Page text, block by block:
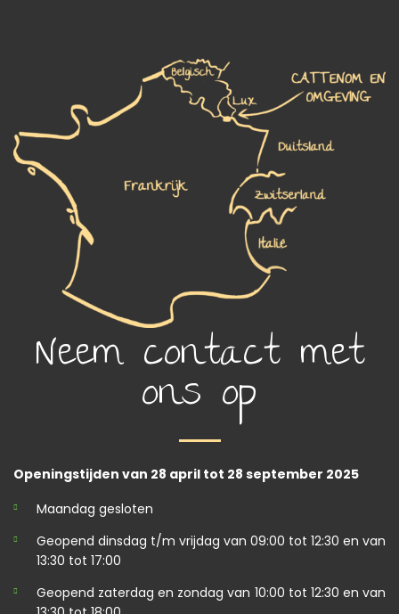
Neem contact met
ons op
Openingstijden van 28 april tot 28 september 2025
Maandag gesloten
Geopend dinsdag t/m vrijdag van 09:00 tot 12:30 en van
13:30 tot 17:00
Geopend zaterdag en zondag van 10:00 tot 12:30 en van